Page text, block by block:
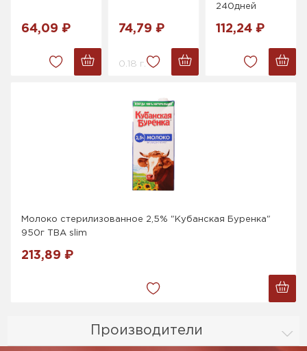
Производители
64,09 ₽ 74,79 ₽
0.18 г.
240дней
112,24 ₽
Молоко стерилизованное 2,5% "Кубанская Буренка"
950г ТВА slim
213,89 ₽